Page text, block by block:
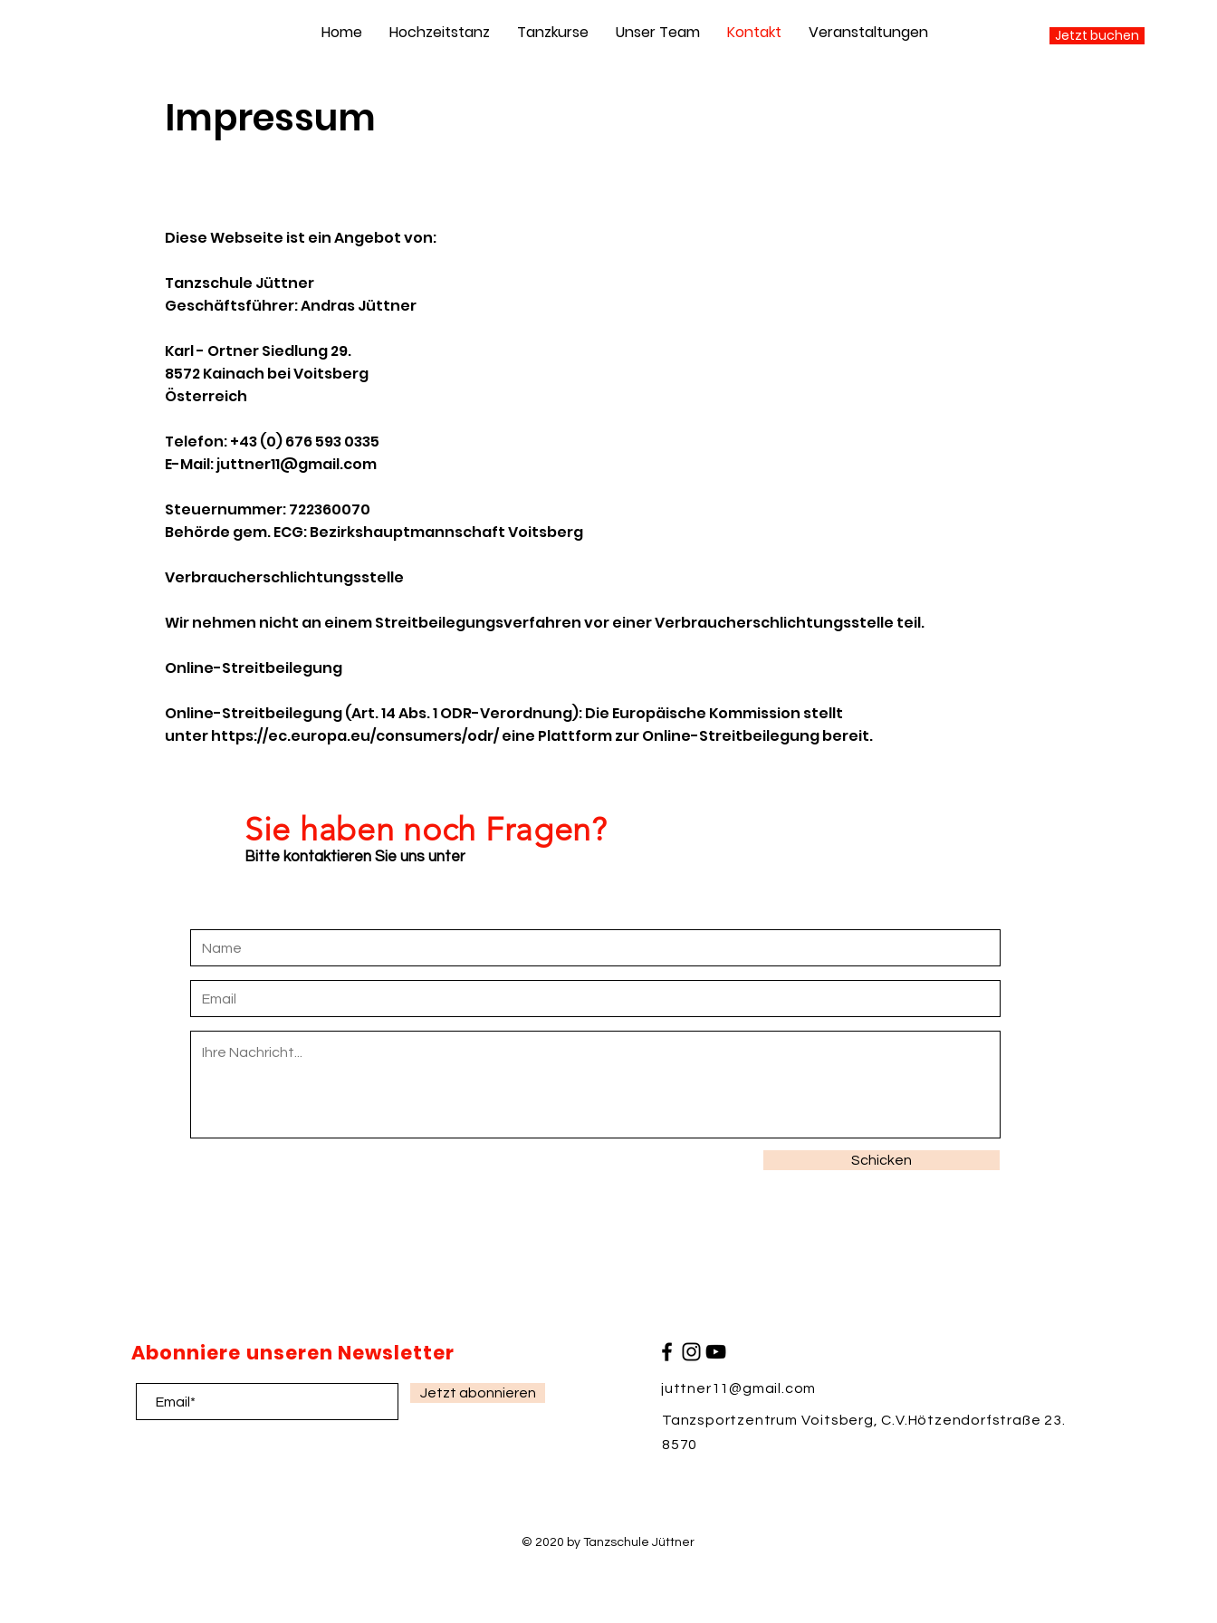
Home Hochzeitstanz Tanzkurse Unser Team Kontakt Veranstaltungen Jetzt buchen
Impressum
Diese Webseite ist ein Angebot von:
Tanzschule Jüttner
Geschäftsführer: Andras Jüttner
Karl - Ortner Siedlung 29.
8572 Kainach bei Voitsberg
Österreich
Telefon: +43 (0) 676 593 0335
E-Mail: juttner11@gmail.com
Steuernummer: 722360070
Behörde gem. ECG: Bezirkshauptmannschaft Voitsberg
Verbraucherschlichtungsstelle
Wir nehmen nicht an einem Streitbeilegungsverfahren vor einer Verbraucherschlichtungsstelle teil.
Online-Streitbeilegung
Online-Streitbeilegung (Art. 14 Abs. 1 ODR-Verordnung): Die Europäische Kommission stellt
unter https://ec.europa.eu/consumers/odr/ eine Plattform zur Online-Streitbeilegung bereit.
Sie haben noch Fragen?
Bitte kontaktieren Sie uns unter
Schicken
Abonniere unseren Newsletter
Jetzt abonnieren juttner11@gmail.com
Tanzsportzentrum Voitsberg, C.V.Hötzendorfstraße 23.
8570
© 2020 by Tanzschule Jüttner